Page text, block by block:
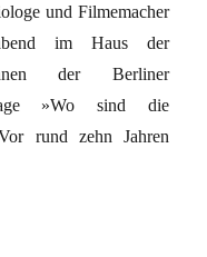
und Filmemacher
im Haus der
der Berliner
»Wo sind die
rund zehn Jahren